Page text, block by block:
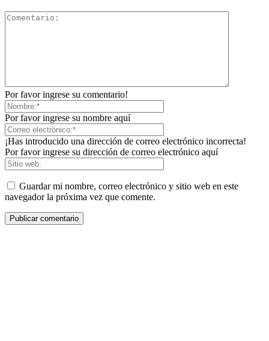
Por favor ingrese su comentario!
Por favor ingrese su nombre aquí
¡Has introducido una dirección de correo electrónico incorrecta!
Por favor ingrese su dirección de correo electrónico aquí
Guardar mi nombre, correo electrónico y sitio web en este
navegador la próxima vez que comente.